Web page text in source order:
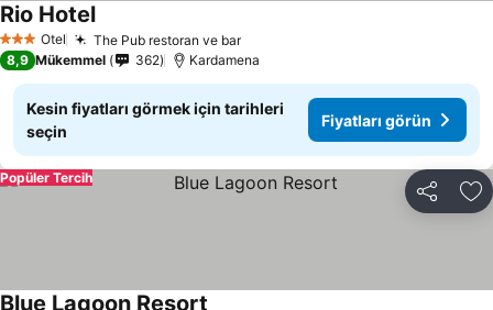
3 YıldızOtel The Pub restoran ve barFiyatları görün
Rio HotelFiyatları görün
8,9 Mükemmel 362 Kardamena
Kesin fiyatları görmek için tarihleri
seçin
Fiyatları görün
Paylaş
Popüler Tercih
Blue Lagoon Resort